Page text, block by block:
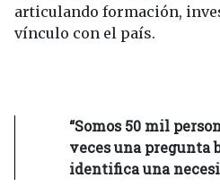
articulando formación,
vínculo con el país.
“Somos 50 mil
veces una pregunta
identifica una